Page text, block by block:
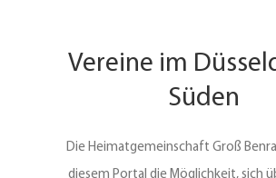
Vereine im
Süden
Die Heimatgemeinschaft Groß
diesem Portal die Möglichkeit, sich